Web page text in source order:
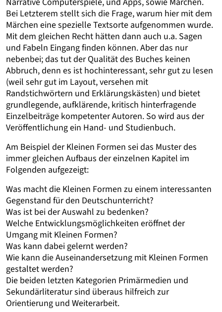
Bei Letzterem stellt sich die Frage, warum hier mit dem
Märchen eine spezielle Textsorte aufgenommen wurde.
Mit dem gleichen Recht hätten dann auch u.a. Sagen
und Fabeln Eingang finden können. Aber das nur
nebenbei; das tut der Qualität des Buches keinen
Abbruch, denn es ist hochinteressant, sehr gut zu lesen
(weil sehr gut im Layout, versehen mit
Randstichwörtern und Erklärungskästen) und bietet
grundlegende, aufklärende, kritisch hinterfragende
Einzelbeiträge kompetenter Autoren. So wird aus der
Veröffentlichung ein Hand- und Studienbuch.
Am Beispiel der Kleinen Formen sei das Muster des
immer gleichen Aufbaus der einzelnen Kapitel im
Folgenden aufgezeigt:
Was macht die Kleinen Formen zu einem interessanten
Gegenstand für den Deutschunterricht?
Was ist bei der Auswahl zu bedenken?
Welche Entwicklungsmöglichkeiten eröffnet der
Umgang mit Kleinen Formen?
Was kann dabei gelernt werden?
Wie kann die Auseinandersetzung mit Kleinen Formen
gestaltet werden?
Die beiden letzten Kategorien Primärmedien und
Sekundärliteratur sind überaus hilfreich zur
Orientierung und Weiterarbeit.